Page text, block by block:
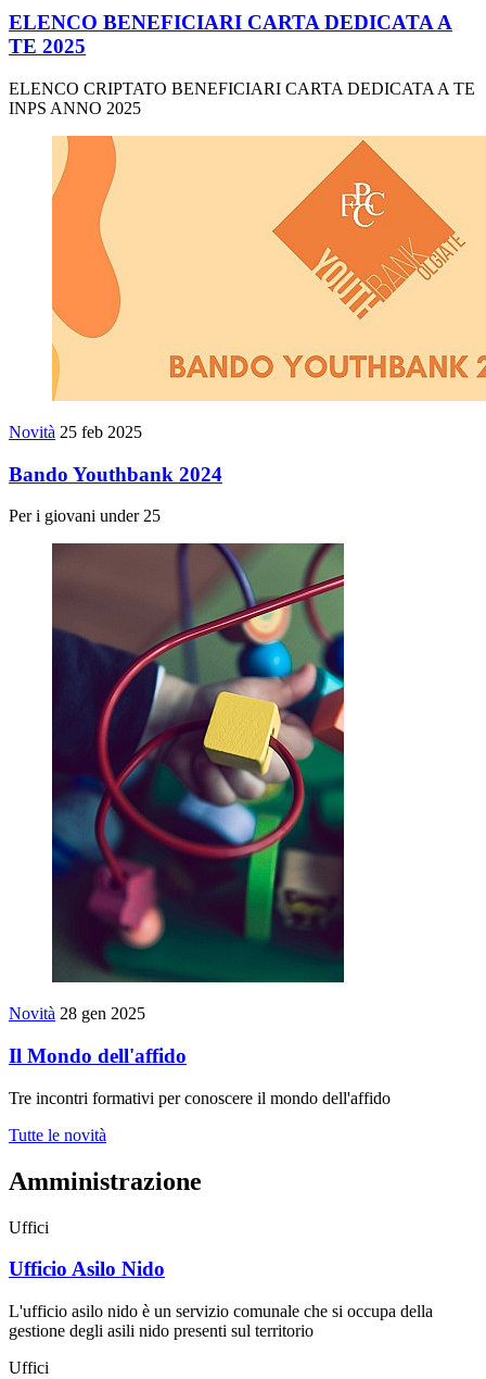
ELENCO BENEFICIARI CARTA DEDICATA A
TE 2025
ELENCO CRIPTATO BENEFICIARI CARTA DEDICATA A TE
INPS ANNO 2025
Novità 25 feb 2025
Bando Youthbank 2024
Per i giovani under 25
Novità 28 gen 2025
Il Mondo dell'affido
Tre incontri formativi per conoscere il mondo dell'affido
Tutte le novità
Amministrazione
Uffici
Ufficio Asilo Nido
L'ufficio asilo nido è un servizio comunale che si occupa della
gestione degli asili nido presenti sul territorio
Uffici